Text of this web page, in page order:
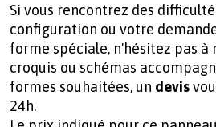
Si vous rencontrez des
configuration ou votre
forme spéciale, n'hésitez pas à
croquis ou schémas
formes souhaitées, un devis
24h.